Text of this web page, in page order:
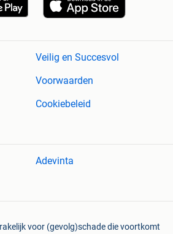
Veilig en Succesvol
Voorwaarden
Cookiebeleid
Adevinta
voor (gevolg)schade die voortkomt